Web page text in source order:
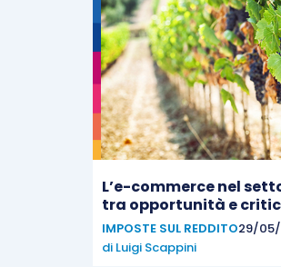
L’e-commerce nel
tra opportunità e
IMPOSTE SUL REDDITO29/
di Luigi Scappini